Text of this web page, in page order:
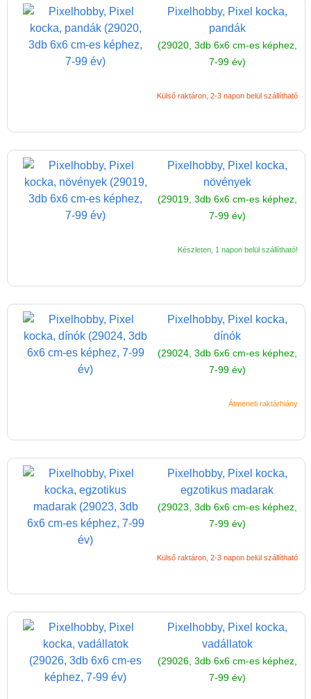
Pixelhobby, Pixel kocka,
pandák
(29020, 3db 6x6 cm-es képhez,
7-99 év)
Külső raktáron, 2-3 napon belül szállítható
Pixelhobby, Pixel kocka,
növények
(29019, 3db 6x6 cm-es képhez,
7-99 év)
Készleten, 1 napon belül szállítható!
Pixelhobby, Pixel kocka,
dínók
(29024, 3db 6x6 cm-es képhez,
7-99 év)
Átmeneti raktárhiány
Pixelhobby, Pixel kocka,
egzotikus madarak
(29023, 3db 6x6 cm-es képhez,
7-99 év)
Külső raktáron, 2-3 napon belül szállítható
Pixelhobby, Pixel kocka,
vadállatok
(29026, 3db 6x6 cm-es képhez,
7-99 év)
Könyv
Licenszes TOP
gyerekajándékok
LOGICO
Montessori játékok
Mozgásfejlesztő játékok
Okos partijátékok
Oktató játékok kutyáknak
Pixelhobby
Pixelhobby húsvéti tojás
Pixel kulcstartó
Pixel mosaic szett
szín)
Pixel mosaic kocka
(3db6x6cm)
készlet (10x12cm)
készletek
Pixelhobby
ajándékdoboz
Pixelhobby ötletfüzetek